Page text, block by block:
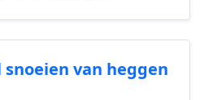
van heggen